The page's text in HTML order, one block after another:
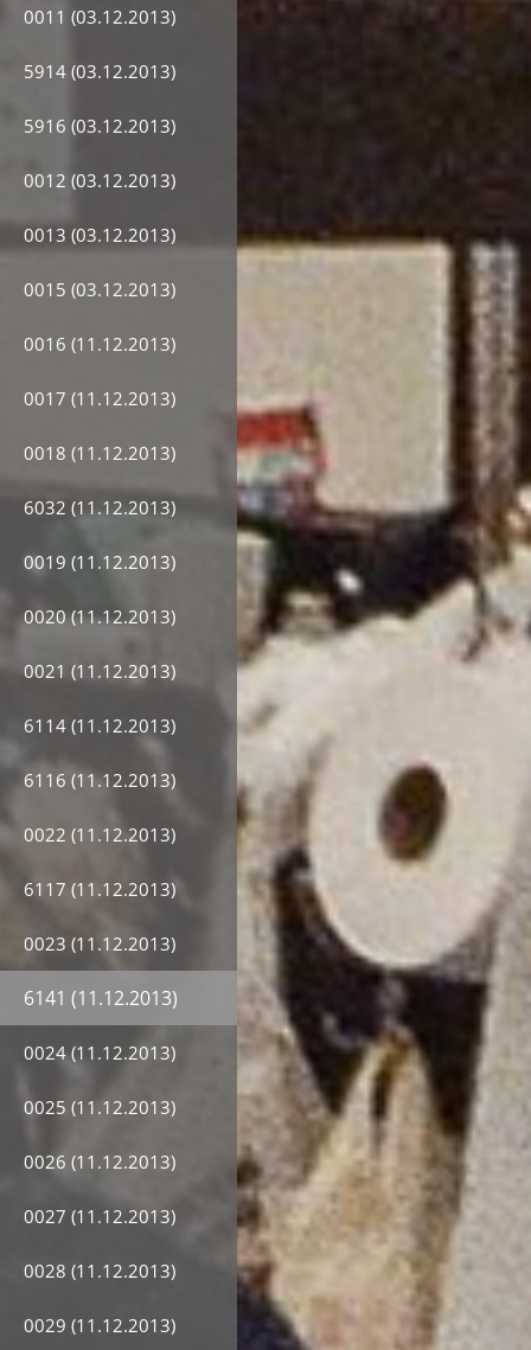
0011 (03.12.2013)
5914 (03.12.2013)
5916 (03.12.2013)
0012 (03.12.2013)
0013 (03.12.2013)
0015 (03.12.2013)
0016 (11.12.2013)
0017 (11.12.2013)
0018 (11.12.2013)
6032 (11.12.2013)
0019 (11.12.2013)
0020 (11.12.2013)
0021 (11.12.2013)
6114 (11.12.2013)
6116 (11.12.2013)
0022 (11.12.2013)
6117 (11.12.2013)
0023 (11.12.2013)
6141 (11.12.2013)
0024 (11.12.2013)
0025 (11.12.2013)
0026 (11.12.2013)
0027 (11.12.2013)
0028 (11.12.2013)
0029 (11.12.2013)